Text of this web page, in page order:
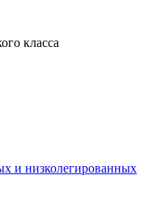
класса
и низколегированных